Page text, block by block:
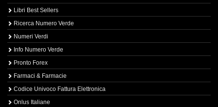
Libri Best Sellers
Ricerca Numero Verde
Numeri Verdi
Info Numero Verde
Pronto Forex
Farmaci & Farmacie
Codice Univoco Fattura Elettronica
Onlus Italiane